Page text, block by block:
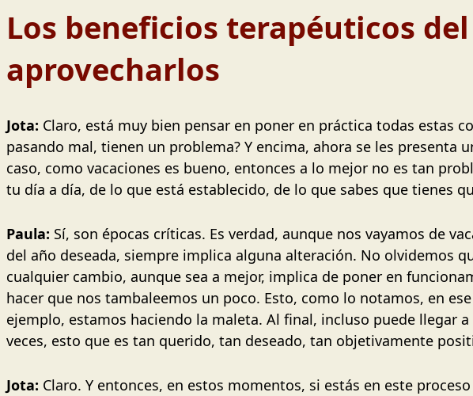
Los beneficios terapéuticos
aprovecharlos
Jota: Claro, está muy bien pensar en poner en práctica todas estas
pasando mal, tienen un problema? Y encima, ahora se les presenta
caso, como vacaciones es bueno, entonces a lo mejor no es tan
tu día a día, de lo que está establecido, de lo que sabes que tienes
Paula: Sí, son épocas críticas. Es verdad, aunque nos vayamos de
del año deseada, siempre implica alguna alteración. No olvidemos
cualquier cambio, aunque sea a mejor, implica de poner en
hacer que nos tambaleemos un poco. Esto, como lo notamos, en
ejemplo, estamos haciendo la maleta. Al final, incluso puede llegar
veces, esto que es tan querido, tan deseado, tan objetivamente
Jota: Claro. Y entonces, en estos momentos, si estás en este